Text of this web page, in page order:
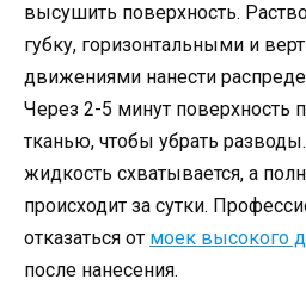
высушить поверхность.
губку, горизонтальными и
движениями нанести
Через 2-5 минут поверхность
тканью, чтобы убрать
жидкость схватывается, а
происходит за сутки.
отказаться от моек высокого
после нанесения.